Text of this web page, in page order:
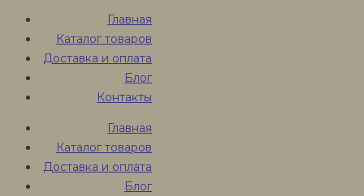
Главная
Каталог товаров
Доставка и оплата
Блог
Контакты
Главная
Каталог товаров
Доставка и оплата
Блог
Купить герметик в Люберцах
Купить герметик
в Люберцах